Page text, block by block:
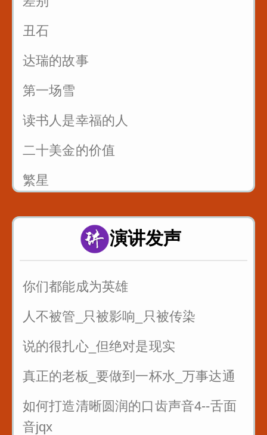
丑石
达瑞的故事
第一场雪
读书人是幸福的人
二十美金的价值
繁星
演讲发声
你们都能成为英雄
人不被管_只被影响_只被传染
说的很扎心_但绝对是现实
真正的老板_要做到一杯水_万事达通
如何打造清晰圆润的口齿声音4--舌面
音jqx